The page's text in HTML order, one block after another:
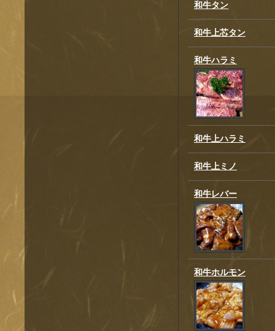
和牛タン
和牛上芯タン
和牛ハラミ
和牛上ハラミ
和牛上ミノ
和牛レバー
和牛ホルモン